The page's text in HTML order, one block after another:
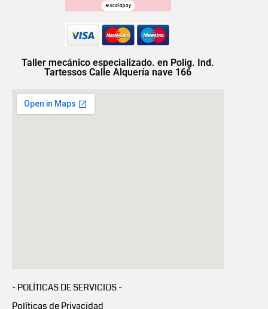
Taller mecánico especializado. en Polig. Ind.
Tartessos Calle Alquería nave 166
- POLÍTICAS DE SERVICIOS -
Políticas de Privacidad